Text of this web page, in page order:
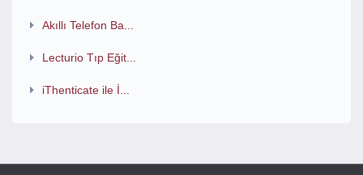
Akıllı Telefon Ba...
Lecturio Tıp Eğit...
iThenticate ile İ...